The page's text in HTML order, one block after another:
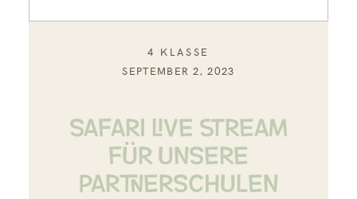
4 KLASSE
SEPTEMBER 2, 2023
SAFARI LIVE STREAM
FÜR UNSERE
PARTNERSCHULEN